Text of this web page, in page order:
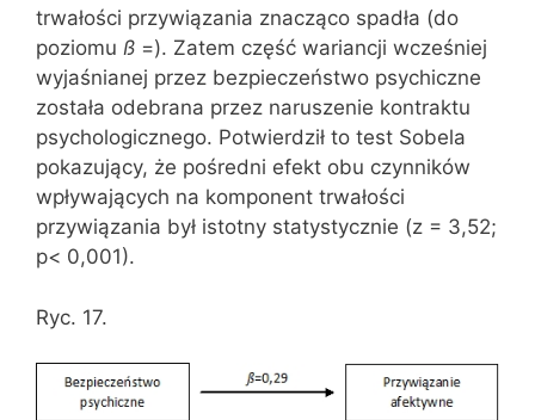
trwałości przywiązania znacząco spadła (do
poziomu ß =). Zatem część wariancji wcześniej
wyjaśnianej przez bezpieczeństwo psychiczne
została odebrana przez naruszenie kontraktu
psychologicznego. Potwierdził to test Sobela
pokazujący, że pośredni efekt obu czynników
wpływających na komponent trwałości
przywiązania był istotny statystycznie (z = 3,52;
p< 0,001).
Ryc. 17.